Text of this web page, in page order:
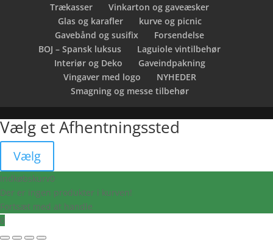
Trækasser
Vinkarton og gaveæsker
Glas og karafler
kurve og picnic
Gavebånd og susifix
Forsendelse
BOJ – Spansk luksus
Laguiole vintilbehør
Interiør og Deko
Gaveindpakning
Vingaver med logo
NYHEDER
Smagning og messe tilbehør
Vælg et Afhentningssted
Vælg
Indkøbskurv0
Der er ingen produkter i kurven!
Fortsæt med at handle
0